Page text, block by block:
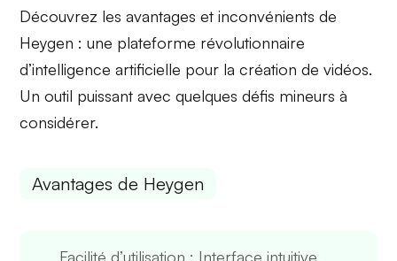
Découvrez lesavantages et inconvénients de
Heygen : une plateforme révolutionnaire
d’intelligence artificielle pour la création de vidéos.
Un outil puissant avec quelques défis mineurs à
considérer.
Avantages de Heygen
Facilité d’utilisation : Interface intuitive,